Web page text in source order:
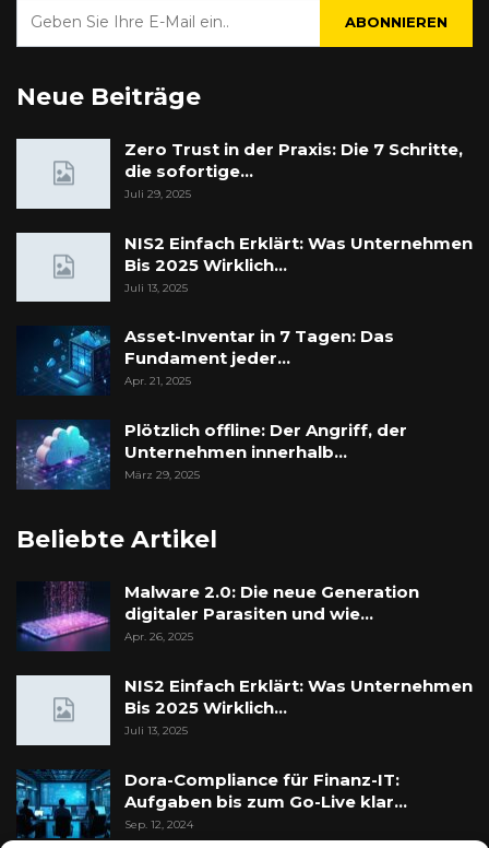
ABONNIEREN
Neue Beiträge
Zero Trust in der Praxis: Die 7 Schritte,
die sofortige…
Juli 29, 2025
NIS2 Einfach Erklärt: Was Unternehmen
Bis 2025 Wirklich…
Juli 13, 2025
Asset-Inventar in 7 Tagen: Das
Fundament jeder…
Apr. 21, 2025
Plötzlich offline: Der Angriff, der
Unternehmen innerhalb…
März 29, 2025
Beliebte Artikel
Malware 2.0: Die neue Generation
digitaler Parasiten und wie…
Apr. 26, 2025
NIS2 Einfach Erklärt: Was Unternehmen
Bis 2025 Wirklich…
Juli 13, 2025
Dora-Compliance für Finanz-IT:
Aufgaben bis zum Go-Live klar…
Sep. 12, 2024